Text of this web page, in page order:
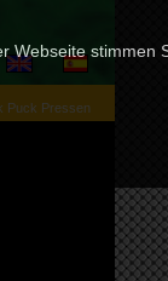
Puck Pressen
Webseite stimmen